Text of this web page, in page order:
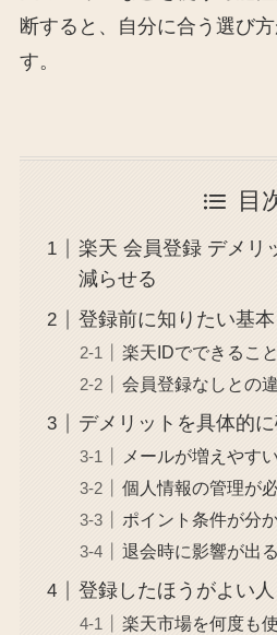
断すると、自分に合う選び
す。
目
楽天 会員登録 デメリ
減らせる
登録前に知りたい基本
楽天IDでできること
会員登録なしとの
デメリットを具体的
メールが増えやすい
個人情報の管理が
ポイント条件が分
退会時に影響が出る
登録したほうがよい人
楽天市場を何度も